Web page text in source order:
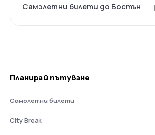
Самолетни билети до Бостън
Планирай пътуване
Самолетни билети
City Break